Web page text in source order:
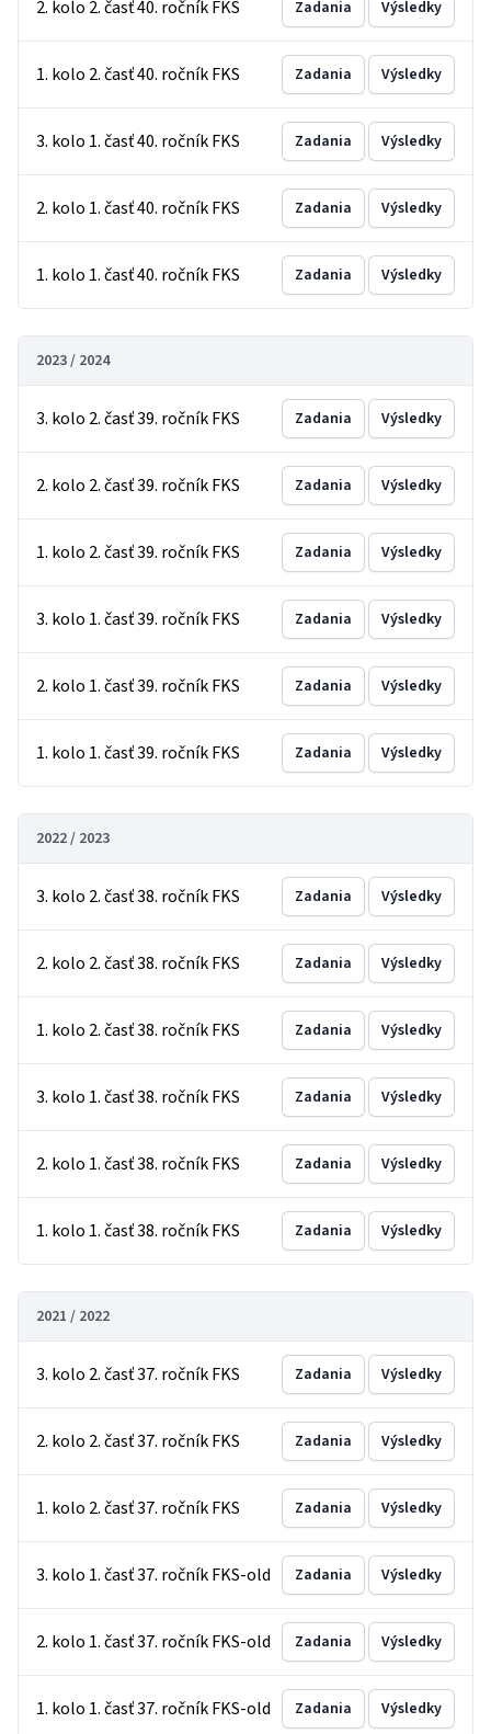
2. kolo 2. časť 40. ročník FKS Zadania Výsledky
1. kolo 2. časť 40. ročník FKS Zadania Výsledky
3. kolo 1. časť 40. ročník FKS Zadania Výsledky
2. kolo 1. časť 40. ročník FKS Zadania Výsledky
1. kolo 1. časť 40. ročník FKS Zadania Výsledky
2023 / 2024
3. kolo 2. časť 39. ročník FKS Zadania Výsledky
2. kolo 2. časť 39. ročník FKS Zadania Výsledky
1. kolo 2. časť 39. ročník FKS Zadania Výsledky
3. kolo 1. časť 39. ročník FKS Zadania Výsledky
2. kolo 1. časť 39. ročník FKS Zadania Výsledky
1. kolo 1. časť 39. ročník FKS Zadania Výsledky
2022 / 2023
3. kolo 2. časť 38. ročník FKS Zadania Výsledky
2. kolo 2. časť 38. ročník FKS Zadania Výsledky
1. kolo 2. časť 38. ročník FKS Zadania Výsledky
3. kolo 1. časť 38. ročník FKS Zadania Výsledky
2. kolo 1. časť 38. ročník FKS Zadania Výsledky
1. kolo 1. časť 38. ročník FKS Zadania Výsledky
2021 / 2022
3. kolo 2. časť 37. ročník FKS Zadania Výsledky
2. kolo 2. časť 37. ročník FKS Zadania Výsledky
1. kolo 2. časť 37. ročník FKS Zadania Výsledky
3. kolo 1. časť 37. ročník FKS-old Zadania Výsledky
2. kolo 1. časť 37. ročník FKS-old Zadania Výsledky
1. kolo 1. časť 37. ročník FKS-old Zadania Výsledky